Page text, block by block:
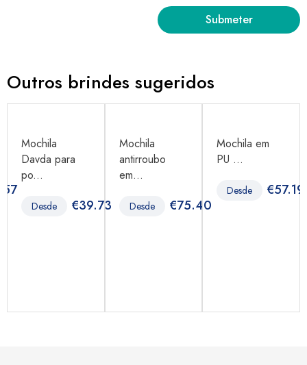
Outros brindes sugeridos
Mochila
Davda para
po...
Desde €39.73
Mochila
antirroubo
em...
Desde €75.40
Mochila em
PU ...
Desde €57.19